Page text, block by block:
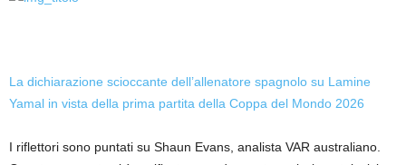
La dichiarazione scioccante dell’allenatore spagnolo su Lamine
Yamal in vista della prima partita della Coppa del Mondo 2026
I riflettori sono puntati su Shaun Evans, analista VAR australiano.